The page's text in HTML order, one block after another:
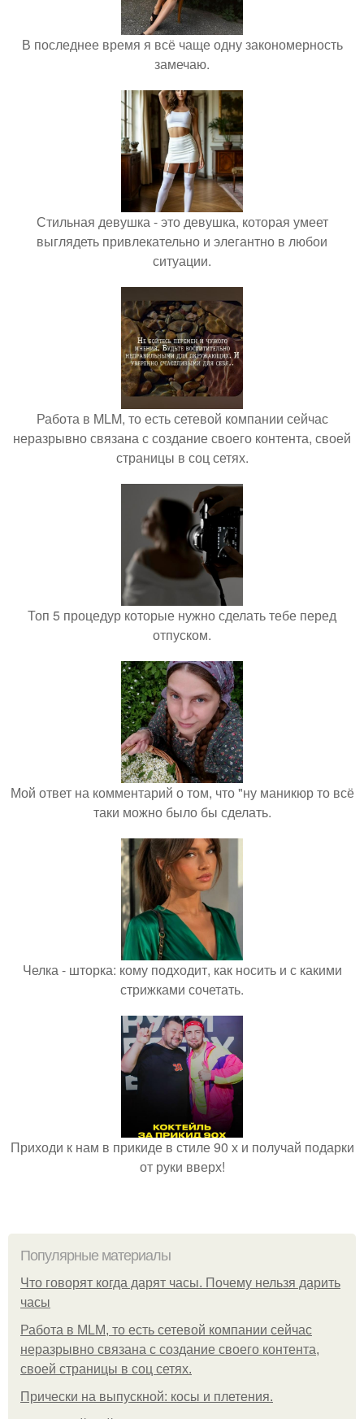
В последнее время я всё чаще одну закономерность
замечаю.
Стильная девушка - это девушка, которая умеет
выглядеть привлекательно и элегантно в любои
ситуации.
Работа в MLM, то есть сетевой компании сейчас
неразрывно связана с создание своего контента, своей
страницы в соц сетях.
Топ 5 процедур которые нужно сделать тебе перед
отпуском.
Мой ответ на комментарий о том, что "ну маникюр то всё
таки можно было бы сделать.
Челка - шторка: кому подходит, как носить и с какими
стрижками сочетать.
Приходи к нам в прикиде в стиле 90 х и получай подарки
от руки вверх!
Популярные материалы
Что говорят когда дарят часы. Почему нельзя дарить
часы
Работа в MLM, то есть сетевой компании сейчас
неразрывно связана с создание своего контента,
своей страницы в соц сетях.
Прически на выпускной: косы и плетения.